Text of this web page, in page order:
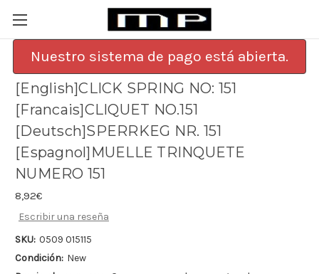
Nuestro sistema de pago está abierta.
[English]CLICK SPRING NO: 151
[Francais]CLIQUET NO.151
[Deutsch]SPERRKEG NR. 151
[Espagnol]MUELLE TRINQUETE
NUMERO 151
8,92€
Escribir una reseña
SKU: 0509 015115
Condición: New